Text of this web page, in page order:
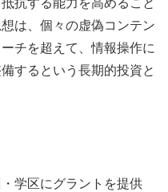
は、個々の虚偽コンテン
チを超えて、情報操作に
するという長期的投資と
学区にグラントを提供